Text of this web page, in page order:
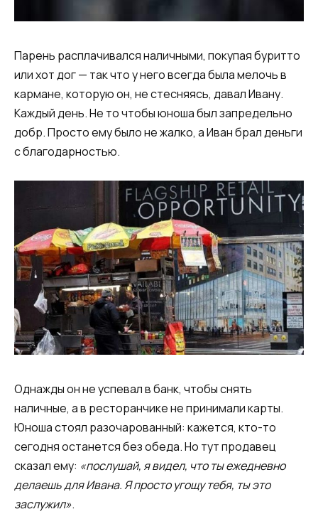
Парень расплачивался наличными, покупая буритто
или хот дог — так что у него всегда была мелочь в
кармане, которую он, не стесняясь, давал Ивану.
Каждый день. Не то чтобы юноша был запредельно
добр. Просто ему было не жалко, а Иван брал деньги
с благодарностью.
Однажды он не успевал в банк, чтобы снять
наличные, а в ресторанчике не принимали карты.
Юноша стоял разочарованный: кажется, кто-то
сегодня останется без обеда. Но тут продавец
сказал ему: «послушай, я видел, что ты ежедневно
делаешь для Ивана. Я просто угощу тебя, ты это
заслужил».